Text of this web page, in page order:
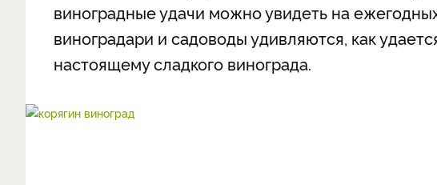
виноградные удачи можно увидеть на
виноградари и садоводы удивляются, как
настоящему сладкого винограда.